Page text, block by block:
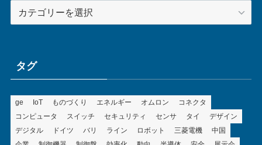
テ
ータグ
ge IoT ものづくり エネルギー オムロン
コネクタ
コンピュータ
スイッチ セキュリティ センサ タイ
デザイン
デジタル
ドイツ バリ ライン ロボット 三菱電機
中国